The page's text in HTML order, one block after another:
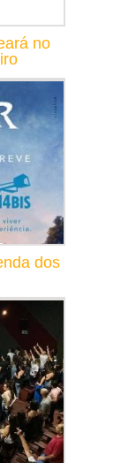
no
dos